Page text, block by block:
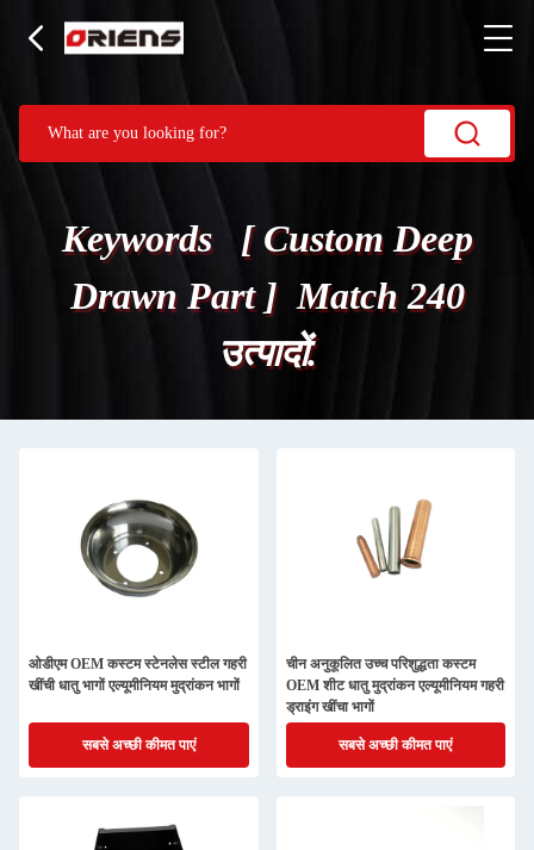
Keywords [ Custom Deep
Drawn Part ] Match 240
उत्पादों.
ओडीएम OEM कस्टम स्टेनलेस स्टील गहरी
खींची धातु भागों एल्यूमीनियम मुद्रांकन भागों
सबसे अच्छी कीमत पाएं
चीन अनुकूलित उच्च परिशुद्धता कस्टम
OEM शीट धातु मुद्रांकन एल्यूमीनियम गहरी
ड्राइंग खींचा भागों
सबसे अच्छी कीमत पाएं